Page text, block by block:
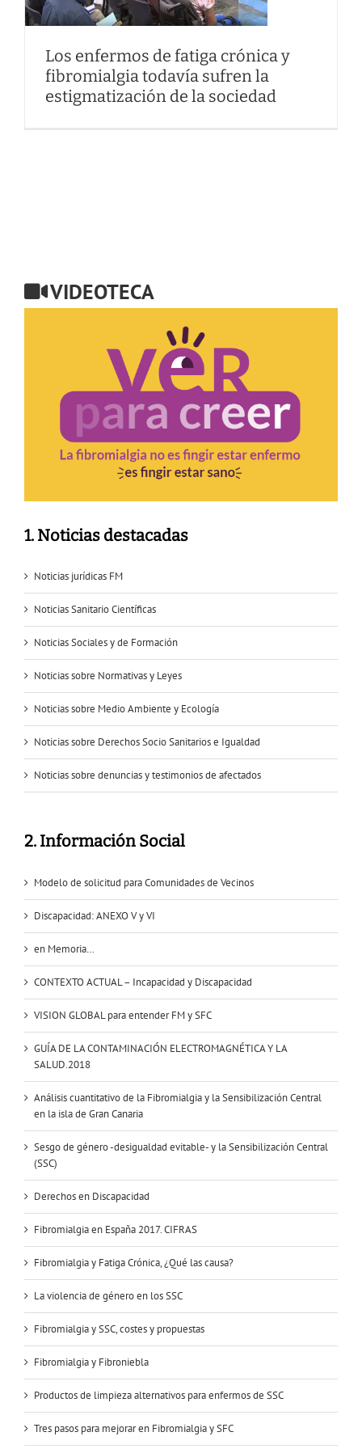
Los enfermos de fatiga crónica y
fibromialgia todavía sufren la
estigmatización de la sociedad
VIDEOTECA
1. Noticias destacadas
Noticias jurídicas FM
Noticias Sanitario Científicas
Noticias Sociales y de Formación
Noticias sobre Normativas y Leyes
Noticias sobre Medio Ambiente y Ecología
Noticias sobre Derechos Socio Sanitarios e Igualdad
Noticias sobre denuncias y testimonios de afectados
2. Información Social
Modelo de solicitud para Comunidades de Vecinos
Discapacidad: ANEXO V y VI
en Memoria…
CONTEXTO ACTUAL – Incapacidad y Discapacidad
VISION GLOBAL para entender FM y SFC
GUÍA DE LA CONTAMINACIÓN ELECTROMAGNÉTICA Y LA
SALUD.2018
Análisis cuantitativo de la Fibromialgia y la Sensibilización Central
en la isla de Gran Canaria
Sesgo de género -desigualdad evitable- y la Sensibilización Central
(SSC)
Derechos en Discapacidad
Fibromialgia en España 2017. CIFRAS
Fibromialgia y Fatiga Crónica, ¿Qué las causa?
La violencia de género en los SSC
Fibromialgia y SSC, costes y propuestas
Fibromialgia y Fibroniebla
Productos de limpieza alternativos para enfermos de SSC
Tres pasos para mejorar en Fibromialgia y SFC